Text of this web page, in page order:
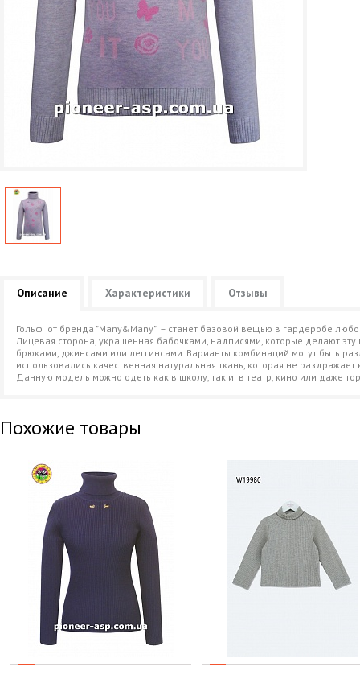
Описание Характеристики Отзывы
Гольф от бренда "Many&Many" – станет базовой вещью в гардеробе
Лицевая сторона, украшенная бабочками, надписями, которые делают
брюками, джинсами или леггинсами. Варианты комбинаций могут быть
использовались качественная натуральная ткань, которая не
Данную модель можно одеть как в школу, так и в театр, кино или даже
Похожие товары